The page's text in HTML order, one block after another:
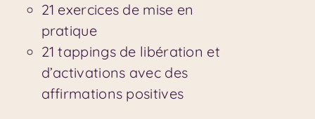
21 exercices de mise en
pratique
21 tappings de libération et
d’activations avec des
affirmations positives